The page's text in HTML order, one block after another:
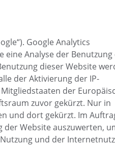
Google Analytics
eine Analyse der
dieser Website
der Aktivierung der IP-
der
zuvor gekürzt. Nur in
und dort gekürzt. Im
Website auszuwerten,
und der